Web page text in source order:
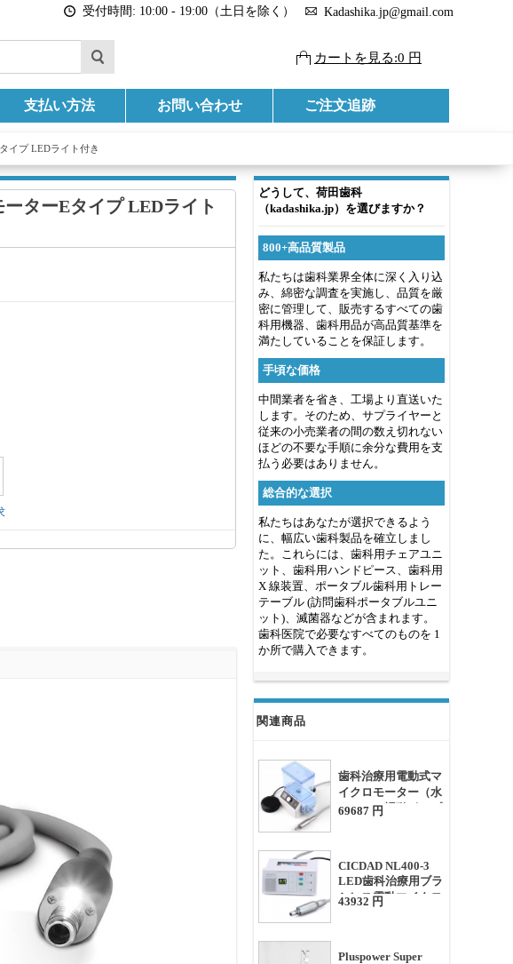
受付時間: 10:00 - 19:00（土日を除く） Kadashika.jp@gmail.com
カートを見る:0 円
支払い方法 お問い合わせ ご注文追跡
イプ LEDライト付き
どうして、荷田歯科
（kadashika.jp）を選びますか？
800+高品質製品
私たちは歯科業界全体に深く入り込
み、綿密な調査を実施し、品質を厳
密に管理して、販売するすべての歯
科用機器、歯科用品が高品質基準を
満たしていることを保証します。
手頃な価格
中間業者を省き、工場より直送いた
します。そのため、サプライヤーと
従来の小売業者の間の数え切れない
ほどの不要な手順に余分な費用を支
払う必要はありません。
総合的な選択
私たちはあなたが選択できるよう
に、幅広い歯科製品を確立しまし
た。これらには、歯科用チェアユニ
ット、歯科用ハンドピース、歯科用
X 線装置、ポータブル歯科用トレー
テーブル (訪問歯科ポータブルユニ
ット)、滅菌器などが含まれます。
歯科医院で必要なすべてのものを 1
か所で購入できます。
関連商品
歯科治療用電動式マ
イクロモーター（水
タンクと蠕動ポンプ
69687 円
CICDAD NL400-3
LED歯科治療用ブラ
シレス電動マイクロ
43932 円
Pluspower Super
ターEタイプ LEDライト